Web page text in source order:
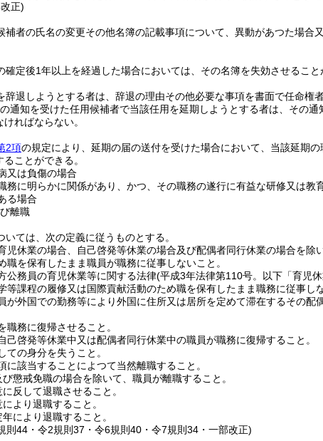
正)
補者の氏名の変更その他名簿の記載事項について、異動があつた場合
確定後1年以上を経過した場合においては、その名簿を失効させること
辞退しようとする者は、辞退の理由その他必要な事項を書面で任命権
通知を受けた任用候補者で当該任用を延期しようとする者は、その
ればならない。
2項の規定により、延期の届の送付を受けた場合において、当該延期の
ことができる。
又は負傷の場合
務に明らかに関係があり、かつ、その職務の遂行に有益な研修又は教
る場合
離職
いては、次の定義に従うものとする。
休業の場合、自己啓発等休業の場合及び配偶者同行休業の場合を除
を保有したまま職員が職務に従事しないこと。
務員の育児休業等に関する法律(平成3年法律第110号。以下「育児
課程の履修又は国際貢献活動のため職を保有したまま職務に従事しな
外国での勤務等により外国に住所又は居所を定めて滞在するその配
務に復帰させること。
啓発等休業中又は配偶者同行休業中の職員が職務に復帰すること。
の身分を失うこと。
該当することによつて当然離職すること。
懲戒免職の場合を除いて、職員が離職すること。
反して退職させること。
より退職すること。
により退職すること。
則44・令2規則37・令6規則40・令7規則34・一部改正)